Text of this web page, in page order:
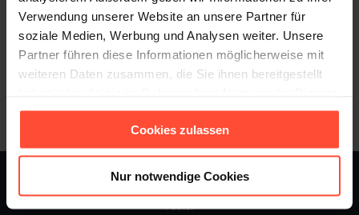
Verwendung unserer Website an unsere Partner für
soziale Medien, Werbung und Analysen weiter. Unsere
Partner führen diese Informationen möglicherweise mit
weiteren Daten zusammen, die Sie ihnen bereitgestellt
gesammelt haben.
Cookies zulassen
Nur notwendige Cookies
Plattformen sowie relevanten Content für den Dialog mit
ihren Zielgruppen.
STURMFEST - Berater für Kommunikation - © 2013 - 2026
Footer